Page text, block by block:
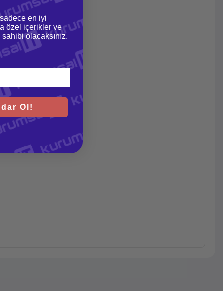
en iyi
özel içerikler ve
olacaksınız.
Ol!